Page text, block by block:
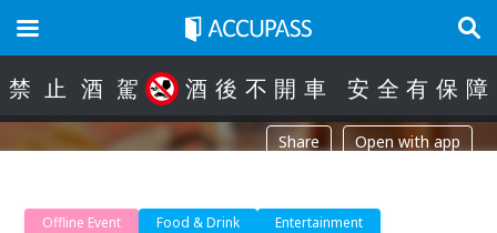
禁 止 酒 駕 酒 後 不 開 車 安 全 有 保 障
Share Open with app
Offline Event Food & Drink Entertainment